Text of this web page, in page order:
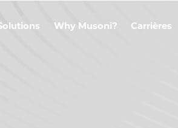
Why Musoni? Carrières